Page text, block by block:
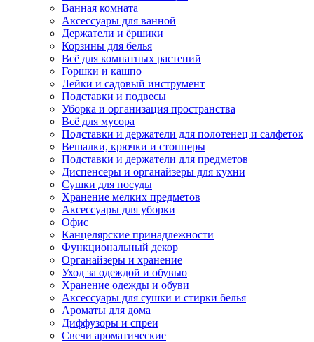
Ванная комната
Аксессуары для ванной
Держатели и ёршики
Корзины для белья
Всё для комнатных растений
Горшки и кашпо
Лейки и садовый инструмент
Подставки и подвесы
Уборка и организация пространства
Всё для мусора
Подставки и держатели для полотенец и салфеток
Вешалки, крючки и стопперы
Подставки и держатели для предметов
Диспенсеры и органайзеры для кухни
Сушки для посуды
Хранение мелких предметов
Аксессуары для уборки
Офис
Канцелярские принадлежности
Функциональный декор
Органайзеры и хранение
Уход за одеждой и обувью
Хранение одежды и обуви
Аксессуары для сушки и стирки белья
Ароматы для дома
Диффузоры и спреи
Свечи ароматические